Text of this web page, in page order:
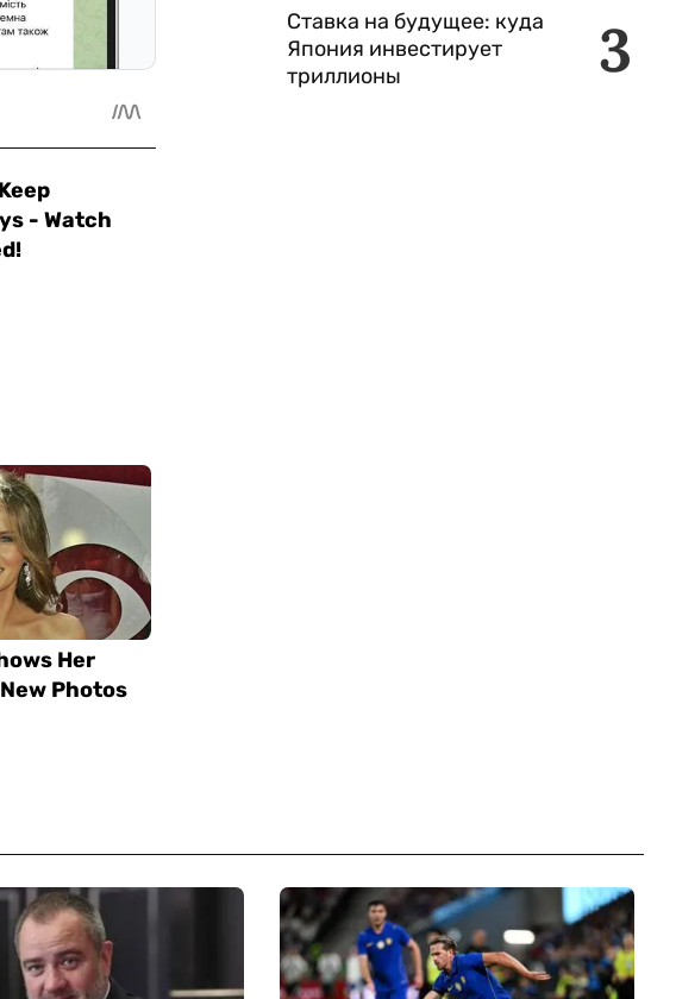
3
Ставка на будущее: куда
Япония инвестирует
триллионы